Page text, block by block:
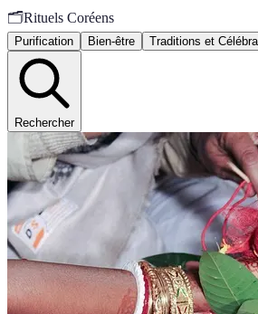
🗂️Rituels Coréens
Purification Bien-être Traditions et
Rechercher